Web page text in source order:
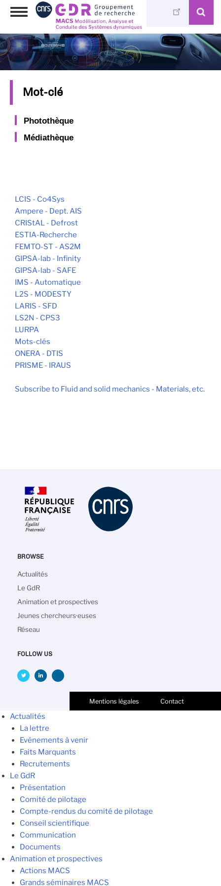
Skip
content
Toggle
Mot-clé
Photothèque
Médiathèque
LCIS - Co4Sys
Ampere - Dept. AIS
CRIStAL - Defrost
ESTIA-Recherche
FEMTO-ST - AS2M
GIPSA-lab - Infinity
GIPSA-lab - SAFE
IMS - Automatique
L2S - MODESTY
LARIS - SFD
LS2N - CPS3
LURPA
Mots-clés
ONERA - DTIS
PRISME - IRAUS
Subscribe to Fluid and solid mechanics - Materials, etc.
BROWSE
Main
navigation
Actualités
Le GdR
Animation et prospectives
Jeunes chercheurs·euses
Réseau
FOLLOW US
Mentions légales Contact
Actualités
La lettre
Evénements à venir
Faits Marquants
Recrutements
Le GdR
Présentation
Comité de pilotage
Compte-rendus du comité de pilotage
Conseil scientifique
Communication
Documents
Animation et prospectives
Actions MACS
Grands séminaires MACS